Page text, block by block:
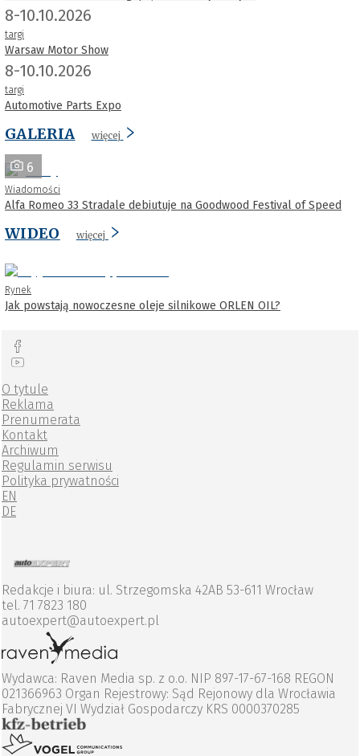
8-10.10.2026
targi
Warsaw Motor Show
8-10.10.2026
targi
Automotive Parts Expo
GALERIA więcej
6
Wiadomości
Alfa Romeo 33 Stradale debiutuje na Goodwood Festival of Speed
WIDEO więcej
Rynek
Jak powstają nowoczesne oleje silnikowe ORLEN OIL?
O tytule
Reklama
Prenumerata
Kontakt
Archiwum
Regulamin serwisu
Polityka prywatności
EN
DE
Redakcje i biura: ul. Strzegomska 42AB 53-611 Wrocław
tel. 71 7823 180
autoexpert@autoexpert.pl
Wydawca: Raven Media sp. z o.o. NIP 897-17-67-168 REGON
021366963 Organ Rejestrowy: Sąd Rejonowy dla Wrocławia
Fabrycznej VI Wydział Gospodarczy KRS 0000370285